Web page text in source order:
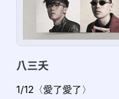
八三夭
1/12〈愛了愛了〉